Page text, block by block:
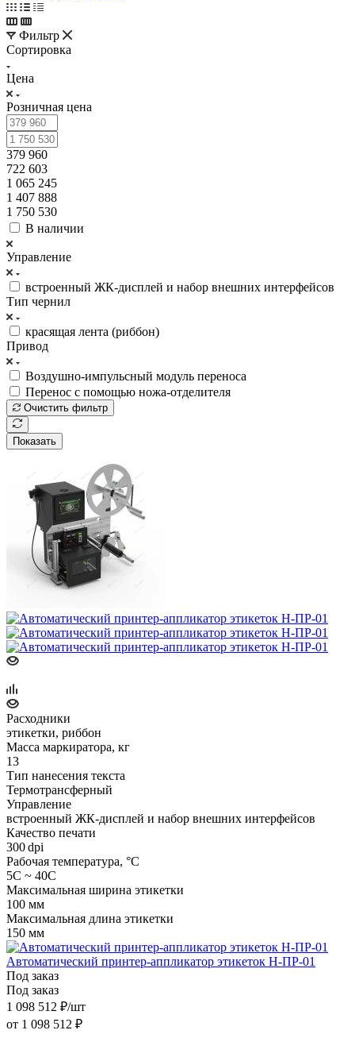
Фильтр
Сортировка
Цена
Розничная цена
379 960
722 603
1 065 245
1 407 888
1 750 530
В наличии
Управление
встроенный ЖК‑дисплей и набор внешних интерфейсов
Тип чернил
красящая лента (риббон)
Привод
Воздушно-импульсный модуль переноса
Перенос с помощью ножа-отделителя
Очистить фильтр
Показать
Расходники
этикетки, риббон
Масса маркиратора, кг
13
Тип нанесения текста
Термотрансферный
Управление
встроенный ЖК‑дисплей и набор внешних интерфейсов
Качество печати
300 dpi
Рабочая температура, °C
5С ~ 40С
Максимальная ширина этикетки
100 мм
Максимальная длина этикетки
150 мм
Автоматический принтер-аппликатор этикеток Н-ПР-01
Под заказ
Под заказ
1 098 512 ₽/шт
от 1 098 512 ₽